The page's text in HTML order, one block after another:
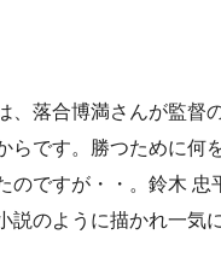
、落合博満さんが監督
らです。勝つために何
のですが・・。鈴木
のように描かれ一気